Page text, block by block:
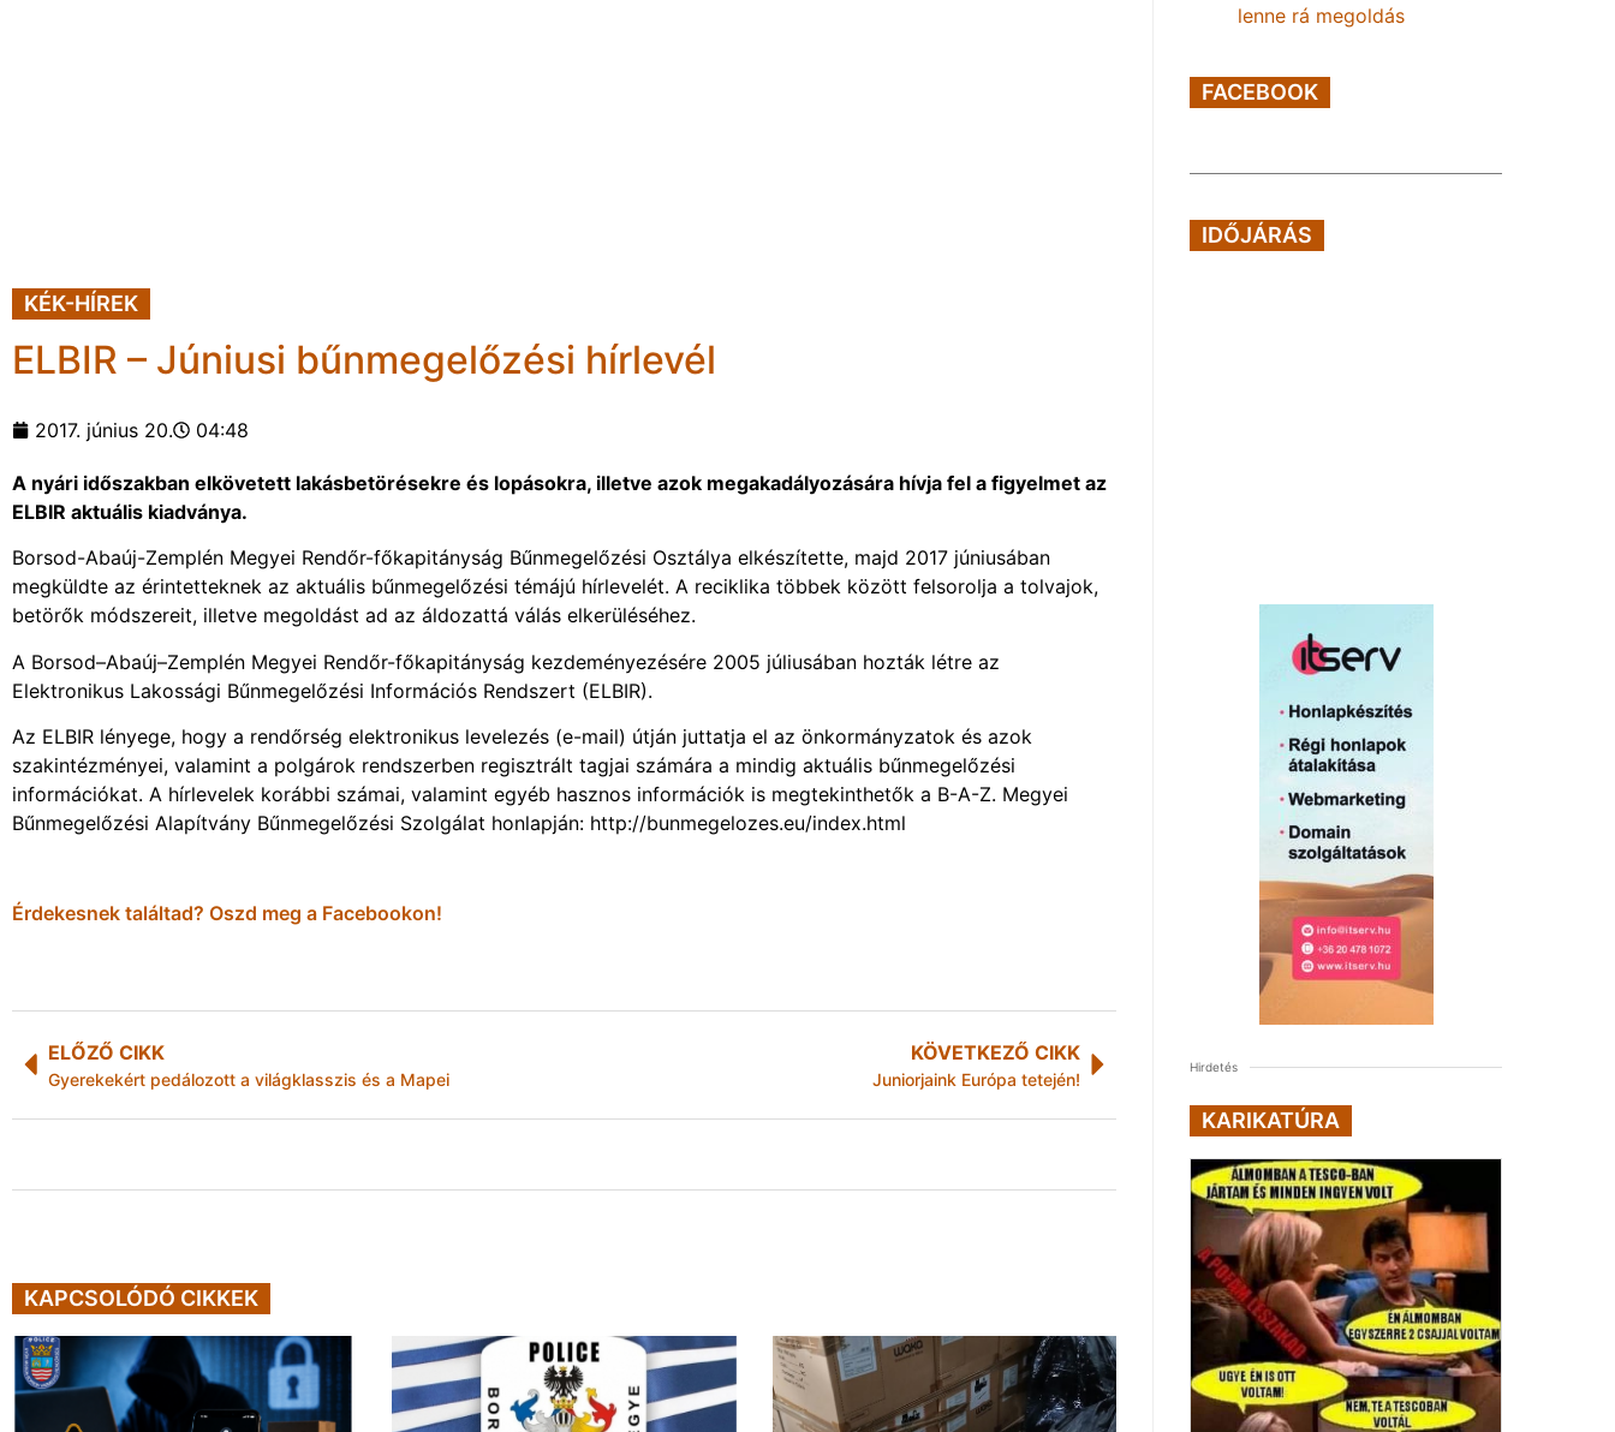
KÉK-HÍREK
ELBIR – Júniusi bűnmegelőzési hírlevél
2017. június 20. 04:48
A nyári időszakban elkövetett lakásbetörésekre és lopásokra, illetve azok megakadályozására hívja fel a figyelmet az
ELBIR aktuális kiadványa.
Borsod-Abaúj-Zemplén Megyei Rendőr-főkapitányság Bűnmegelőzési Osztálya elkészítette, majd 2017 júniusában
megküldte az érintetteknek az aktuális bűnmegelőzési témájú hírlevelét. A reciklika többek között felsorolja a tolvajok,
betörők módszereit, illetve megoldást ad az áldozattá válás elkerüléséhez.
A Borsod–Abaúj–Zemplén Megyei Rendőr-főkapitányság kezdeményezésére 2005 júliusában hozták létre az
Elektronikus Lakossági Bűnmegelőzési Információs Rendszert (ELBIR).
Az ELBIR lényege, hogy a rendőrség elektronikus levelezés (e-mail) útján juttatja el az önkormányzatok és azok
szakintézményei, valamint a polgárok rendszerben regisztrált tagjai számára a mindig aktuális bűnmegelőzési
információkat. A hírlevelek korábbi számai, valamint egyéb hasznos információk is megtekinthetők a B-A-Z. Megyei
Bűnmegelőzési Alapítvány Bűnmegelőzési Szolgálat honlapján: http://bunmegelozes.eu/index.html
Érdekesnek találtad? Oszd meg a Facebookon!
ELŐZŐ CIKK
Gyerekekért pedálozott a világklasszis és a Mapei
KÖVETKEZŐ CIKK
Juniorjaink Európa tetején!
KAPCSOLÓDÓ CIKKEK
lenne rá megoldás
FACEBOOK
IDŐJÁRÁS
Hirdetés
KARIKATÚRA